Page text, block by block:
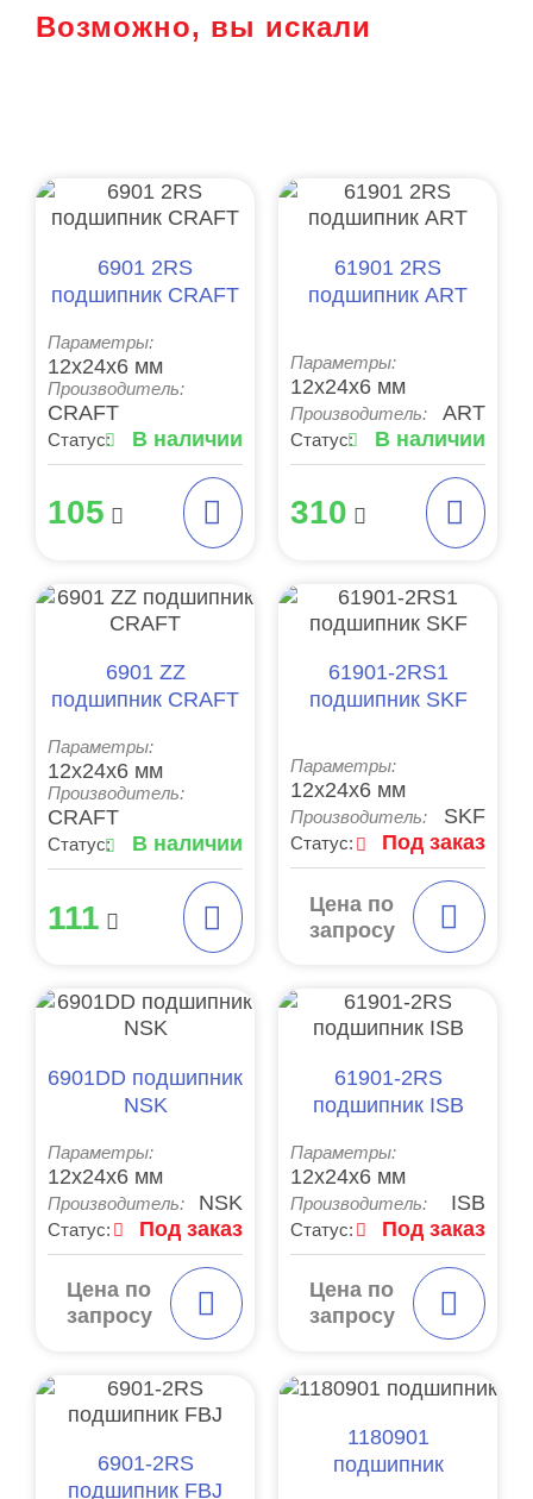
Возможно, вы искали
6901 2RS
подшипник CRAFT
Параметры:
12x24x6 мм
Производитель:
CRAFT
Статус: В наличии
105
61901 2RS
подшипник ART
Параметры:
12x24x6 мм
Производитель: ART
Статус: В наличии
310
6901 ZZ
подшипник CRAFT
Параметры:
12x24x6 мм
Производитель:
CRAFT
Статус: В наличии
111
61901-2RS1
подшипник SKF
Параметры:
12x24x6 мм
Производитель: SKF
Статус: Под заказ
Цена по
запросу
6901DD подшипник
NSK
Параметры:
12x24x6 мм
Производитель: NSK
Статус: Под заказ
Цена по
запросу
61901-2RS
подшипник ISB
Параметры:
12x24x6 мм
Производитель: ISB
Статус: Под заказ
Цена по
запросу
6901-2RS
подшипник FBJ
1180901
подшипник